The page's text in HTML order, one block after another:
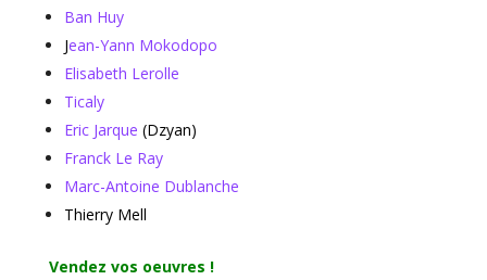
Ban Huy
Jean-Yann Mokodopo
Elisabeth Lerolle
Ticaly
Eric Jarque (Dzyan)
Franck Le Ray
Marc-Antoine Dublanche
Thierry Mell
Vendez vos oeuvres !